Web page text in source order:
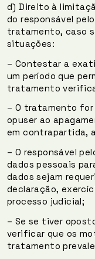
d) Direito à
do responsável
tratamento, caso
situações:
– Contestar a
um período que
tratamento
– O tratamento
opuser ao
em contrapartida,
– O responsável
dados pessoais
dados sejam
declaração,
processo judicial;
– Se se tiver
verificar que os
tratamento